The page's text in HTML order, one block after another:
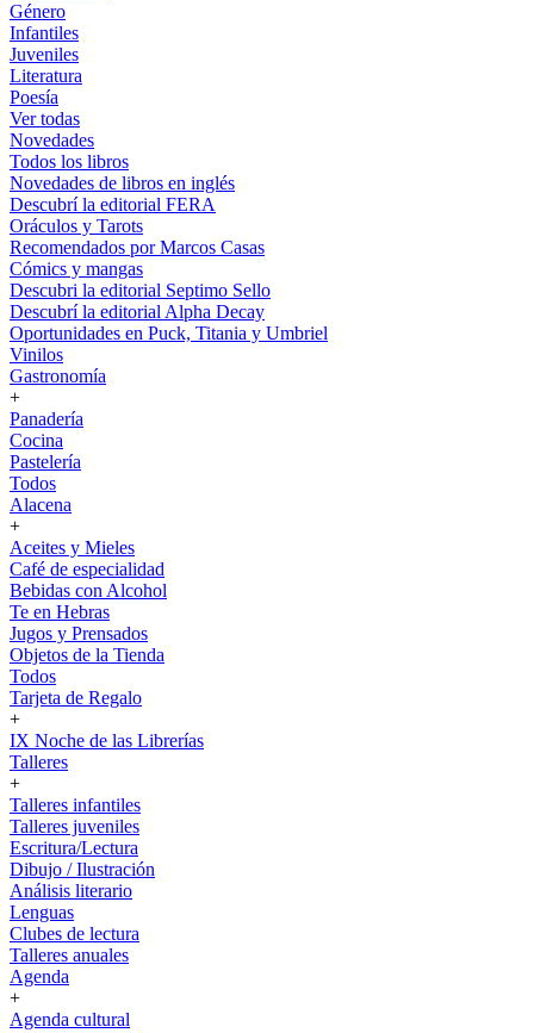
Género
Infantiles
Juveniles
Literatura
Poesía
Ver todas
Novedades
Todos los libros
Novedades de libros en inglés
Descubrí la editorial FERA
Oráculos y Tarots
Recomendados por Marcos Casas
Cómics y mangas
Descubri la editorial Septimo Sello
Descubrí la editorial Alpha Decay
Oportunidades en Puck, Titania y Umbriel
Vinilos
Gastronomía
+
Panadería
Cocina
Pastelería
Todos
Alacena
+
Aceites y Mieles
Café de especialidad
Bebidas con Alcohol
Te en Hebras
Jugos y Prensados
Objetos de la Tienda
Todos
Tarjeta de Regalo
+
IX Noche de las Librerías
Talleres
+
Talleres infantiles
Talleres juveniles
Escritura/Lectura
Dibujo / Ilustración
Análisis literario
Lenguas
Clubes de lectura
Talleres anuales
Agenda
+
Agenda cultural